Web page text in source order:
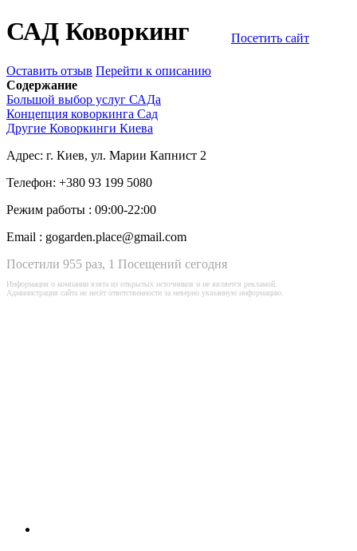
САД Коворкинг Посетить сайт
Оставить отзыв Перейти к описанию
Содержание
Большой выбор услуг САДа
Концепция коворкинга Сад
Другие Коворкинги Киева
Адрес: г. Киев, ул. Марии Капнист 2
Телефон: +380 93 199 5080
Режим работы : 09:00-22:00
Email : gogarden.place@gmail.com
Посетили 955 раз, 1 Посещений сегодня
Информация о компании взята из открытых источников и не является рекламой.
Администрация сайта не несёт ответственности за неверно указанную информацию.